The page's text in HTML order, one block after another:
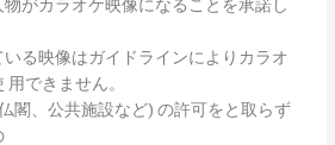
がカラオケ映像になることを承諾し
る映像はガイドラインによりカラオ
できません。
閣、公共施設など) の許可をと取らず